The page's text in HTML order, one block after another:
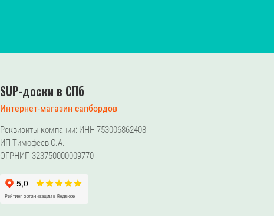
SUP-доски в СПб
Интернет-магазин сапбордов
Реквизиты компании: ИНН 753006862408
ИП Тимофеев С.А.
ОГРНИП 323750000009770